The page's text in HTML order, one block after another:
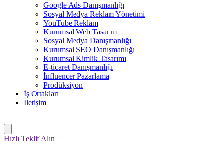
Google Ads Danışmanlığı
Sosyal Medya Reklam Yönetimi
YouTube Reklam
Kurumsal Web Tasarım
Sosyal Medya Danışmanlığı
Kurumsal SEO Danışmanlığı
Kurumsal Kimlik Tasarımı
E-ticaret Danışmanlığı
İnfluencer Pazarlama
Prodüksiyon
İş Ortakları
İletişim
Hızlı Teklif Alın